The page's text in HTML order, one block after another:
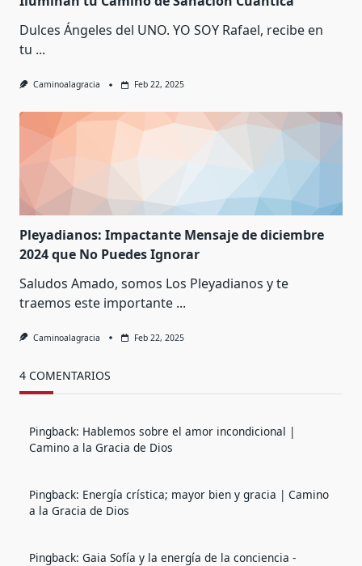
Dulces Ángeles del UNO. YO SOY Rafael, recibe en
tu ...
Caminoalagracia Feb 22, 2025
Pleyadianos: Impactante Mensaje de diciembre
2024 que No Puedes Ignorar
Saludos Amado, somos Los Pleyadianos y te
traemos este importante ...
Caminoalagracia Feb 22, 2025
4 COMENTARIOS
Pingback: Hablemos sobre el amor incondicional |
Camino a la Gracia de Dios
Pingback: Energía crística; mayor bien y gracia | Camino
a la Gracia de Dios
Pingback: Gaia Sofía y la energía de la conciencia -